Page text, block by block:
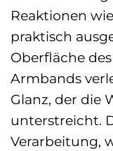
Reaktionen
praktisch
Oberfläche
Armbands
Glanz, der die
unterstreicht.
Verarbeitung,